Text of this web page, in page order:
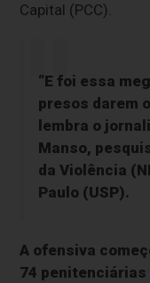
Capital (PCC).
“E foi essa
presos darem
lembra o
Manso,
da Violência
Paulo (USP).
A ofensiva
74 penitenciárias